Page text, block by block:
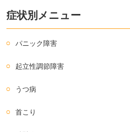
症状別メニュー
パニック障害
起立性調節障害
うつ病
首こり